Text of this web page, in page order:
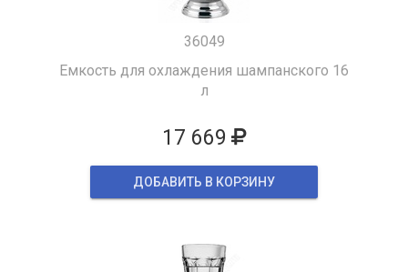
36049
Емкость для охлаждения шампанского 16
л
17 669
ДОБАВИТЬ В КОРЗИНУ